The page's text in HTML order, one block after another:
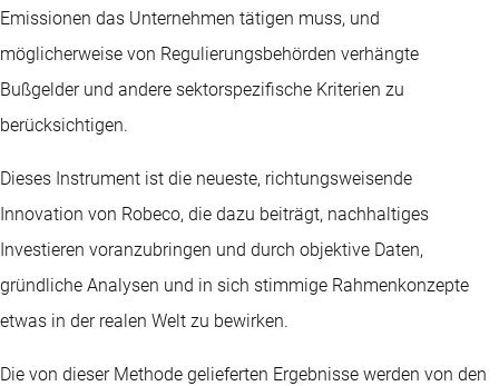
Emissionen das Unternehmen tätigen muss, und
möglicherweise von Regulierungsbehörden verhängte
Bußgelder und andere sektorspezifische Kriterien zu
berücksichtigen.
Dieses Instrument ist die neueste, richtungsweisende
Innovation von Robeco, die dazu beiträgt, nachhaltiges
Investieren voranzubringen und durch objektive Daten,
gründliche Analysen und in sich stimmige Rahmenkonzepte
etwas in der realen Welt zu bewirken.
Die von dieser Methode gelieferten Ergebnisse werden von den